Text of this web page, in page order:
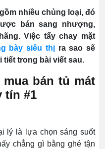
nhiều chủng loại, đó
bán sang nhượng,
Việc tẩy chay mặt
bày siêu thịra sao sẽ
trong bài viết sau.
mua bán tủ mát
tín #1
lý là lựa chọn sáng suốt
chẳng gì bằng ghé tận